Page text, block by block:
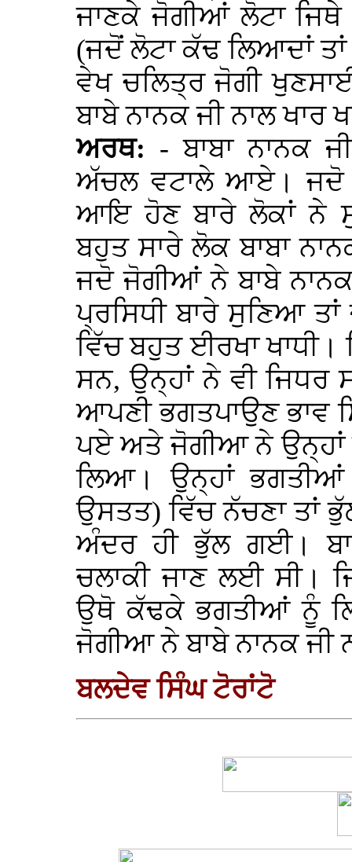
ਜਾਣਕੇ ਜੋਗੀਆਂ ਲੋਟਾ
(ਜਦੋਂ ਲੋਟਾ ਕੱਢ ਲਿਆਦਾਂ
ਵੇਖ ਚਲਿਤ੍ਰ ਜੋਗੀ
ਬਾਬੇ ਨਾਨਕ ਜੀ ਨਾਲ ਖਾਰ
ਅਰਥ: - ਬਾਬਾ ਨਾਨਕ
ਅੱਚਲ ਵਟਾਲੇ ਆਏ। ਜਦੋ
ਆਇ ਹੋਣ ਬਾਰੇ ਲੋਕਾਂ ਨੇ
ਬਹੁਤ ਸਾਰੇ ਲੋਕ ਬਾਬਾ
ਜਦੋ ਜੋਗੀਆਂ ਨੇ ਬਾਬੇ
ਪ੍ਰਸਿਧੀ ਬਾਰੇ ਸੁਣਿਆ
ਵਿੱਚ ਬਹੁਤ ਈਰਖਾ ਖਾਧੀ।
ਸਨ, ਉਨ੍ਹਾਂ ਨੇ ਵੀ
ਆਪਣੀ ਭਗਤਪਾਉਣ ਭਾਵ
ਪਏ ਅਤੇ ਜੋਗੀਆ ਨੇ ਉਨ੍ਹਾਂ
ਲਿਆ। ਉਨ੍ਹਾਂ ਭਗਤੀਆਂ
ਉਸਤਤ) ਵਿੱਚ ਨੱਚਣਾ ਤਾਂ
ਅੰਦਰ ਹੀ ਭੁੱਲ ਗਈ।
ਚਲਾਕੀ ਜਾਣ ਲਈ ਸੀ।
ਉਥੋ ਕੱਢਕੇ ਭਗਤੀਆਂ ਨੂੰ
ਜੋਗੀਆ ਨੇ ਬਾਬੇ ਨਾਨਕ ਜੀ
ਬਲਦੇਵ ਸਿੰਘ ਟੋਰਾਂਟੋ